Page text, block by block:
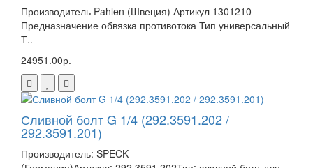
Производитель Pahlen (Швеция) Артикул 1301210
Предназначение обвязка противотока Тип универсальный
Т..
24951.00р.
Сливной болт G 1/4 (292.3591.202 /
292.3591.201)
Производитель: SPECK